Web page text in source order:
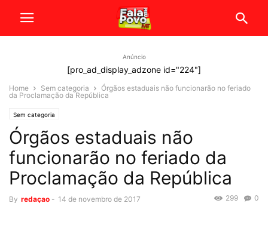
Anúncio
[pro_ad_display_adzone id="224"]
Home Sem categoria
Órgãos estaduais não funcionarão no feriado
da Proclamação da República
Sem categoria
Órgãos estaduais não
funcionarão no feriado da
Proclamação da República
By redaçao - 14 de novembro de 2017 0
299